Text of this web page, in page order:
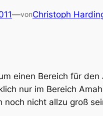
—vonChristoph
einen Bereich für
nur im Bereich
noch nicht allzu groß